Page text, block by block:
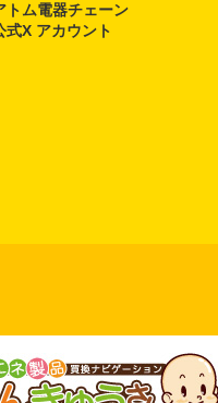
トム電器チェーン
式X アカウント